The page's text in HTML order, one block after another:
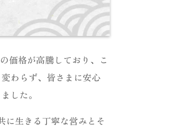
価格が高騰しており、こ
わらず、皆さまに安心
した。
に生きる丁寧な営みとそ